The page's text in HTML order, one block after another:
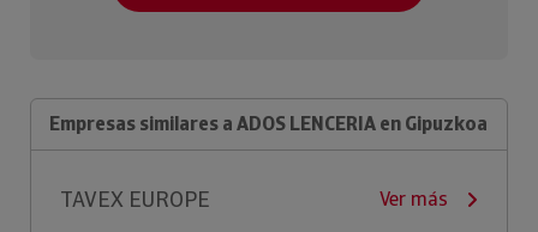
Empresas similares a ADOS LENCERIA en Gipuzkoa
TAVEX EUROPE Ver más